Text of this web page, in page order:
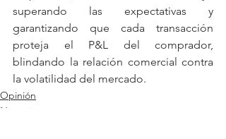
superando las expectativas y
garantizando que cada transacción
proteja el P&L del comprador,
blindando la relación comercial contra
la volatilidad del mercado.
Opinión
Negocios